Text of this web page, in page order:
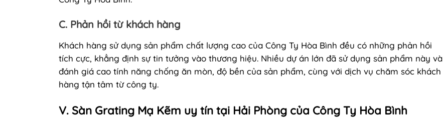
C. Phản hồi từ khách hàng
Khách hàng sử dụng sản phẩm chất lượng cao của Công Ty Hòa Bình đều có những phản hồi
tích cực, khẳng định sự tin tưởng vào thương hiệu. Nhiều dự án lớn đã sử dụng sản phẩm này và
đánh giá cao tính năng chống ăn mòn, độ bền của sản phẩm, cùng với dịch vụ chăm sóc khách
hàng tận tâm từ công ty.
V. Sàn Grating Mạ Kẽm uy tín tại Hải Phòng của Công Ty Hòa Bình